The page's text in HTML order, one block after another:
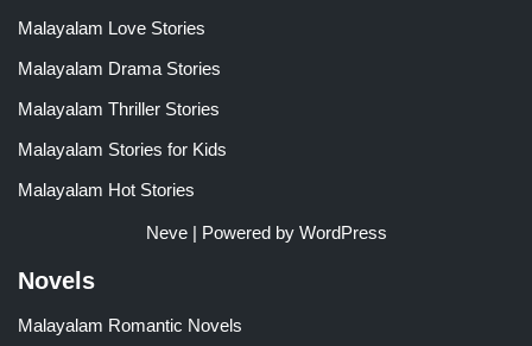
Malayalam Love Stories
Malayalam Drama Stories
Malayalam Thriller Stories
Malayalam Stories for Kids
Malayalam Hot Stories
Neve| Powered by WordPress
Novels
Malayalam Romantic Novels